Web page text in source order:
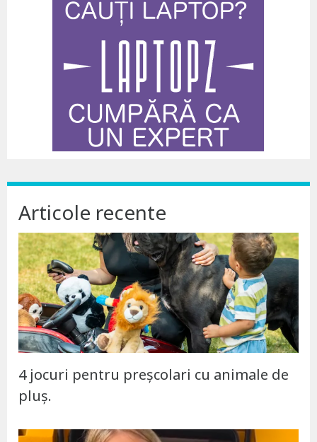
Articole recente
4 jocuri pentru preșcolari cu animale de
pluș.